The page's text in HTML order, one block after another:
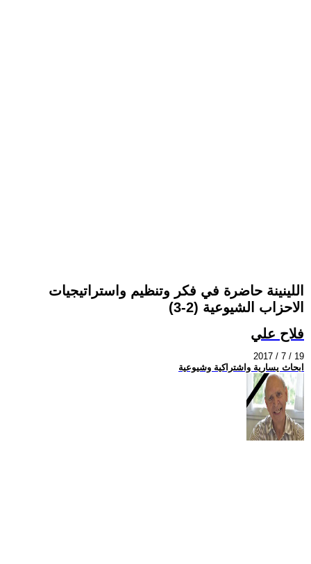
اللينينة حاضرة في فكر وتنظيم واستراتيجيات
الاحزاب الشيوعية (2-3)
فلاح علي
2017 / 7 / 19
ابحاث يسارية واشتراكية وشيوعية